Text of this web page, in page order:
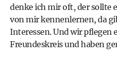
denke ich mir oft, der sollte
von mir kennenlernen, da
Interessen. Und wir pflegen
Freundeskreis und haben